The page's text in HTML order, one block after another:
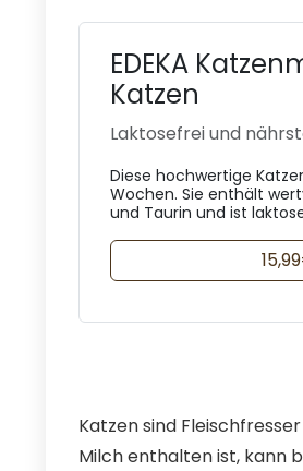
EDEKA
Katzen
Laktosefrei und
Diese hochwertige
Wochen. Sie enthält
und Taurin und ist
Katzen sind
Milch enthalten ist, kann